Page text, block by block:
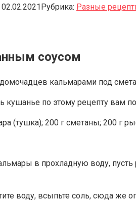
02.02.2021Рубрика: Разные
соусом
кальмарами под
кушанье по этому рецепту вам
(тушка); 200 г сметаны; 200 г
в прохладную воду,
воду, всыпьте соль, сюда же